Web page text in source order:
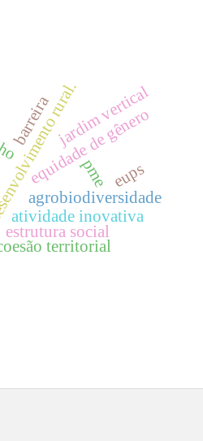
agrobiodiversidade
rural.
equidade de gênero
pme
atividade inovativa
barreira
estrutura social
eups
territorial
jardim vertical